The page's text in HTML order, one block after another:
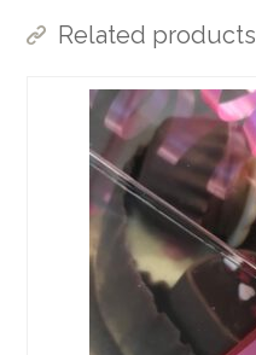
Related products